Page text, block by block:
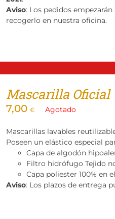
Aviso: Los pedidos
recogerlo en nuestra oficina.
Mascarilla Oficial
7,00 € Agotado
Mascarillas lavables
Poseen un elástico especial
Capa de algodón
Filtro hidrófugo Tejido
Capa poliester 100% en
Aviso: Los plazos de entrega